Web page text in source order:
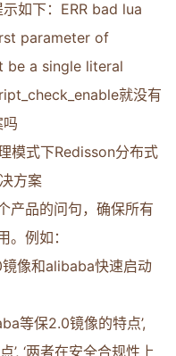
如下：ERR bad lua
parameter of
be a single literal
就没有
模式下Redisson分布式
方案
产品的问句，确保所有
例如：
像和alibaba快速启动
等保2.0镜像的特点’,
’, ‘两者在安全合规性上